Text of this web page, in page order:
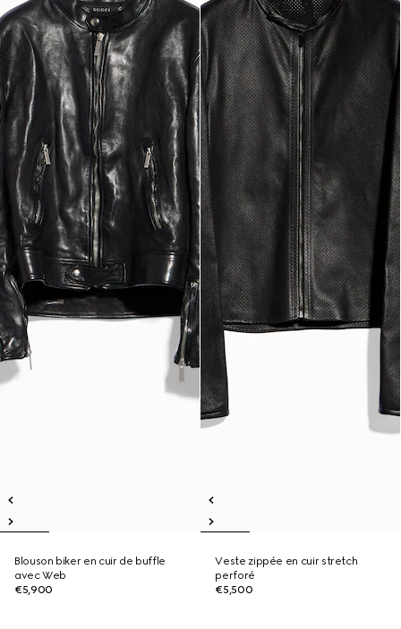
Blouson biker en cuir de buffle
avec Web
€5,900
Veste zippée en cuir stretch
perforé
€5,500